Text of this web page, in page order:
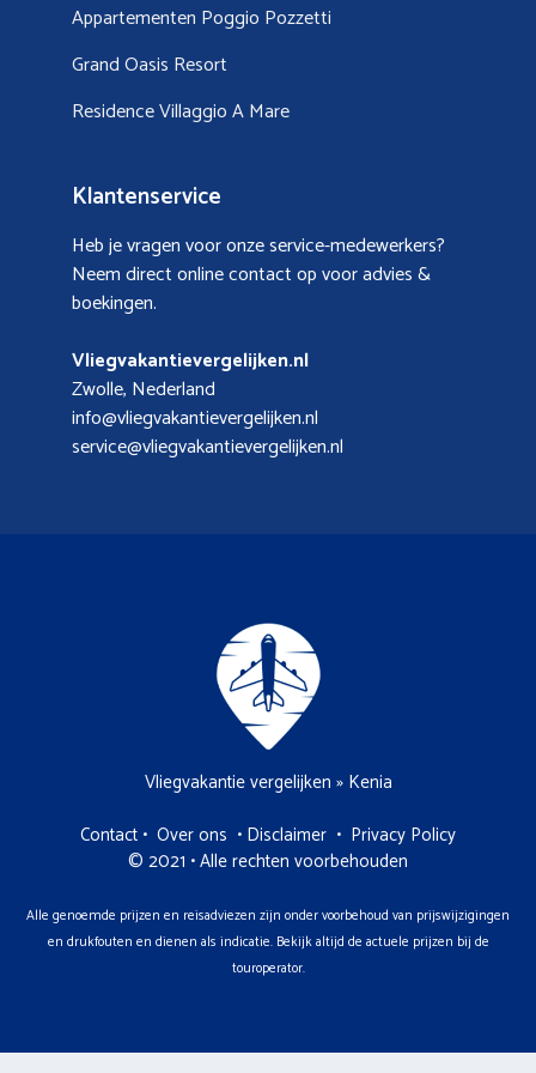
Appartementen Poggio Pozzetti
Grand Oasis Resort
Residence Villaggio A Mare
Klantenservice
Heb je vragen voor onze service-medewerkers?
Neem direct online contact op voor advies &
boekingen.
Vliegvakantievergelijken.nl
Zwolle, Nederland
info@vliegvakantievergelijken.nl
service@vliegvakantievergelijken.nl
Vliegvakantie vergelijken » Kenia
Contact • Over ons • Disclaimer • Privacy Policy
© 2021 • Alle rechten voorbehouden
Alle genoemde prijzen en reisadviezen zijn onder voorbehoud van prijswijzigingen
en drukfouten en dienen als indicatie. Bekijk altijd de actuele prijzen bij de
touroperator.